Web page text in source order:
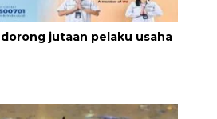
jutaan pelaku usaha